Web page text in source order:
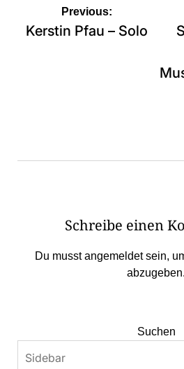
Previous:
Kerstin Pfau – Solo
Schreibe einen
Du musstangemeldetsein,
abzugeben.
Suchen